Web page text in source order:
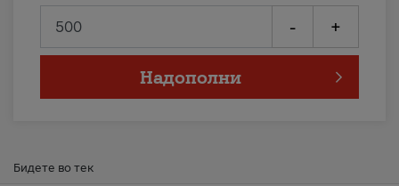
- +
Надополни
Бидете во тек